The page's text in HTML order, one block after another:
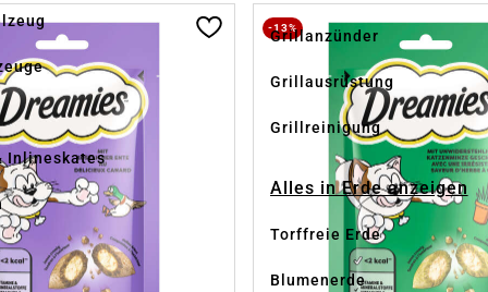
Inlineskates
Grillanzünder
Grillausrüstung
Grillreinigung
Alles in Erde anzeigen
Torffreie Erde
Blumenerde
-13%